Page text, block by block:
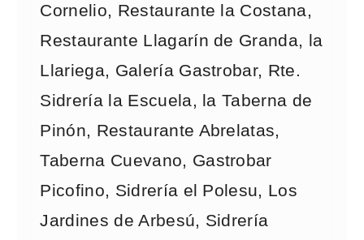
Cornelio, Restaurante la Costana,
Restaurante Llagarín de Granda, la
Llariega, Galería Gastrobar, Rte.
Sidrería la Escuela, la Taberna de
Pinón, Restaurante Abrelatas,
Taberna Cuevano, Gastrobar
Picofino, Sidrería el Polesu, Los
Jardines de Arbesú, Sidrería